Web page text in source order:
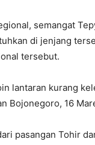
semangat
di jenjang
tersebut.
lantaran kurang
Bojonegoro, 16
pasangan Tohir